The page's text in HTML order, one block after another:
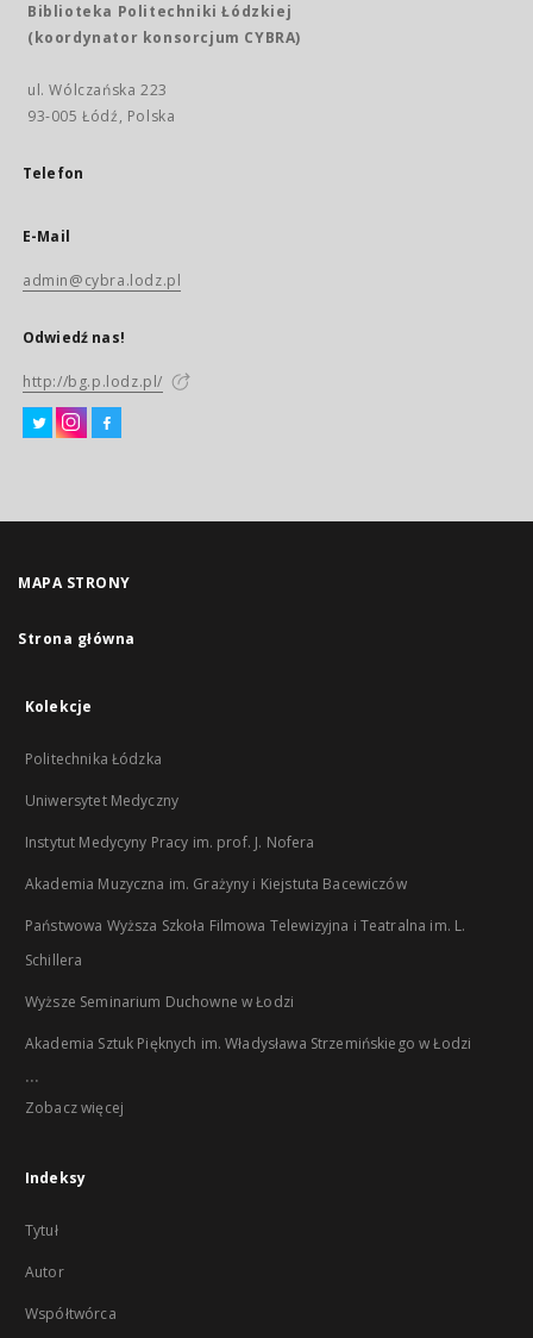
Biblioteka Politechniki Łódzkiej
(koordynator konsorcjum CYBRA)
ul. Wólczańska 223
93-005 Łódź, Polska
Telefon
E-Mail
admin@cybra.lodz.pl
Odwiedź nas!
http://bg.p.lodz.pl/
MAPA STRONY
Strona główna
Kolekcje
Politechnika Łódzka
Uniwersytet Medyczny
Instytut Medycyny Pracy im. prof. J. Nofera
Akademia Muzyczna im. Grażyny i Kiejstuta Bacewiczów
Państwowa Wyższa Szkoła Filmowa Telewizyjna i Teatralna im. L.
Schillera
Wyższe Seminarium Duchowne w Łodzi
Akademia Sztuk Pięknych im. Władysława Strzemińskiego w Łodzi
...
Zobacz więcej
Indeksy
Tytuł
Autor
Współtwórca